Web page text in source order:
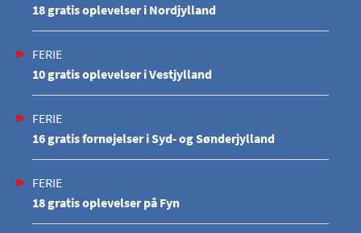
18 gratis oplevelser i Nordjylland
FERIE
10 gratis oplevelser i Vestjylland
FERIE
16 gratis fornøjelser i Syd- og Sønderjylland
FERIE
18 gratis oplevelser på Fyn